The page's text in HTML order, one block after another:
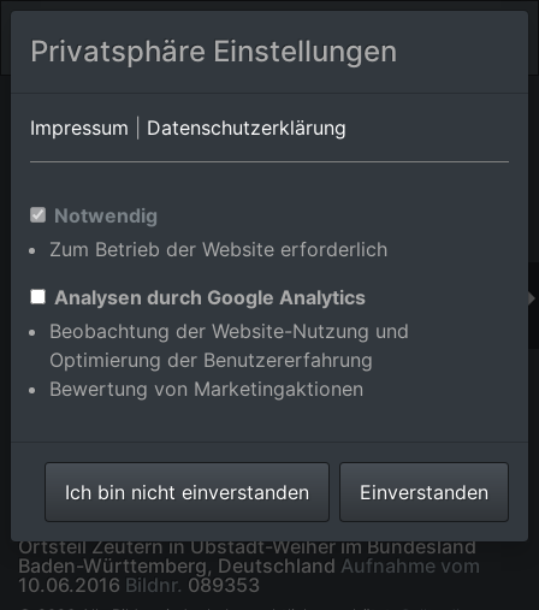
Orts-Album von Ubstadt-Weiher/Zeutern
Württemberg,Deutschland
Im Shop bestellen
Industriestraße mit Rohtermel Tankschutz GmbH im
Ortsteil Zeutern in Ubstadt-Weiher im Bundesland
Baden-Württemberg, Deutschland Aufnahme vom
10.06.2016 Bildnr. 089353
Privatsphäre Einstellungen
Impressum Datenschutzerklärung
Notwendig
Zum Betrieb der Website erforderlich
Analysen durch Google Analytics
Beobachtung der Website-Nutzung und
Optimierung der Benutzererfahrung
Bewertung von Marketingaktionen
Ich bin nicht einverstanden Einverstanden